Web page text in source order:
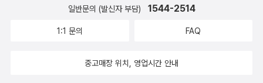
일반문의 (발신자 부담) 1544-2514
1:1 문의 FAQ
중고매장 위치, 영업시간 안내